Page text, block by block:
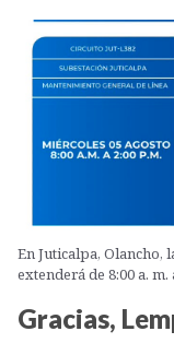
En Juticalpa, Olancho,
extenderá de 8:00 a. m.
Gracias,